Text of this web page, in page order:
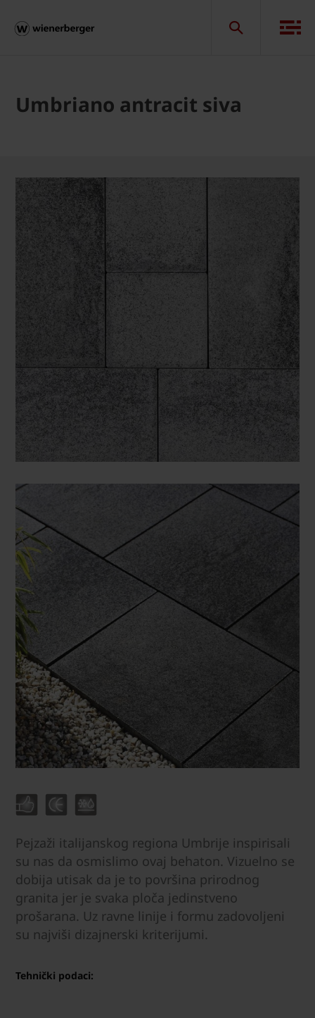
Umbriano antracit siva
Pejzaži italijanskog regiona Umbrije inspirisali
su nas da osmislimo ovaj behaton. Vizuelno se
dobija utisak da je to površina prirodnog
granita jer je svaka ploča jedinstveno
prošarana. Uz ravne linije i formu zadovoljeni
su najviši dizajnerski kriterijumi.
Tehnički podaci: